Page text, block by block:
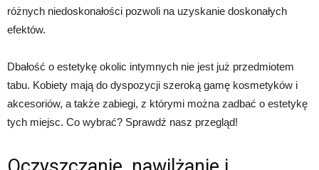
różnych niedoskonałości pozwoli na uzyskanie doskonałych
efektów.
Dbałość o estetykę okolic intymnych nie jest już przedmiotem
tabu. Kobiety mają do dyspozycji szeroką gamę kosmetyków i
akcesoriów, a także zabiegi, z którymi można zadbać o estetykę
tych miejsc. Co wybrać? Sprawdź nasz przegląd!